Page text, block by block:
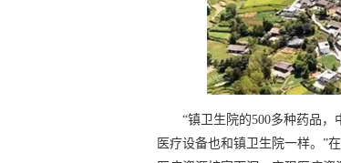
“镇卫生院的500多种药品
医疗设备也和镇卫生院一样。”